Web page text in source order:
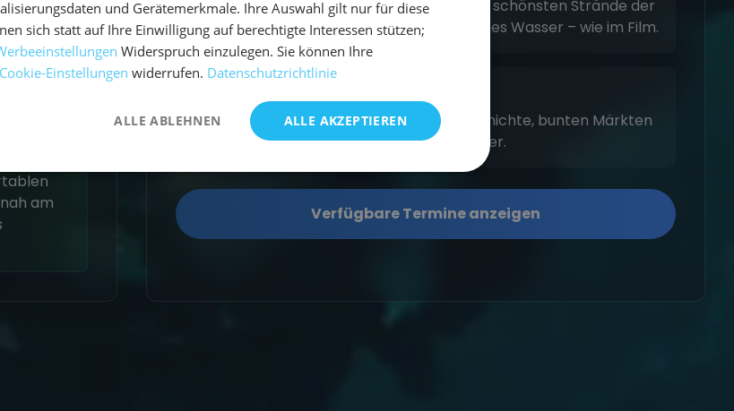
40%
60%
am
Auf Mayreau gelegen, ist dies einer der schönsten Strände der
Karibik. Palmen, weißer Sand und türkises Wasser – wie im Film.
Charmante Insel mit Walfänger-Geschichte, bunten Märkten
und entspannten Bars direkt am Wasser.
Verfügbare Termine anzeigen
und Gerätemerkmale. Ihre Auswahl gilt nur für diese
sich statt auf Ihre Einwilligung auf berechtigte Interessen stützen;
Widerspruch einzulegen. Sie können Ihre
Cookie-Einstellungen widerrufen. Datenschutzrichtlinie
ALLE AKZEPTIEREN
ALLE ABLEHNEN